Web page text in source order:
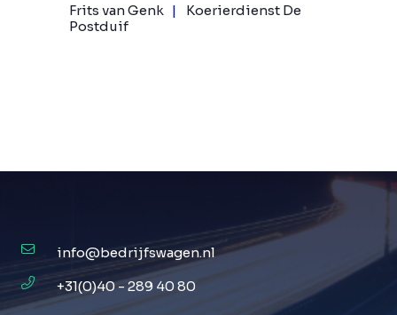
Frits van Genk
Koerierdienst De
Postduif
info@bedrijfswagen.nl
+31(0)40 - 289 40 80